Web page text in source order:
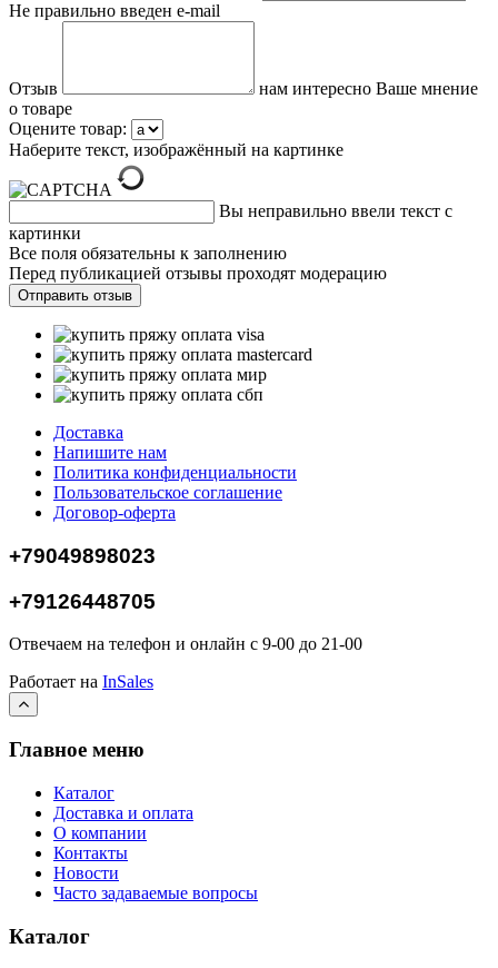
Не правильно введен e-mail
Отзыв
нам интересно Ваше мнение
о товаре
Оцените товар:
Наберите текст, изображённый на картинке
Вы неправильно ввели текст с
картинки
Все поля обязательны к заполнению
Перед публикацией отзывы проходят модерацию
Доставка
Напишите нам
Политика конфиденциальности
Пользовательское соглашение
Договор-оферта
+79049898023
+79126448705
Отвечаем на телефон и онлайн с 9-00 до 21-00
Работает на InSales
Главное меню
Каталог
Доставка и оплата
О компании
Контакты
Новости
Часто задаваемые вопросы
Каталог